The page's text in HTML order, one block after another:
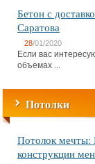
Бетон с
Саратова
28/01/2020
Если вас
объемах ...
Потолки
Потолок мечты:
конструкции